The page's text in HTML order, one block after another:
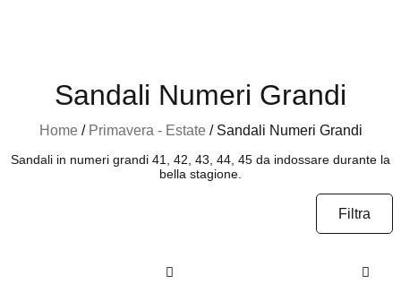
Sandali Numeri Grandi
Home/ Primavera - Estate/ Sandali Numeri Grandi
Sandali in numeri grandi 41, 42, 43, 44, 45 da indossare durante la
bella stagione.
Filtra